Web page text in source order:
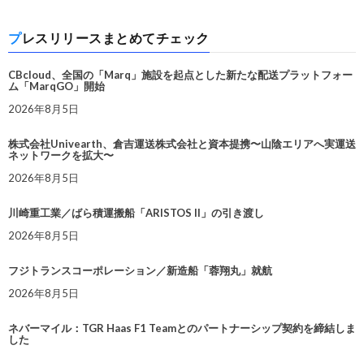
プレスリリースまとめてチェック
CBcloud、全国の「Marq」施設を起点とした新たな配送プラットフォー
ム「MarqGO」開始
2026年8月5日
株式会社Univearth、倉吉運送株式会社と資本提携〜山陰エリアへ実運送
ネットワークを拡大〜
2026年8月5日
川崎重工業／ばら積運搬船「ARISTOS II」の引き渡し
2026年8月5日
フジトランスコーポレーション／新造船「蓉翔丸」就航
2026年8月5日
ネバーマイル：TGR Haas F1 Teamとのパートナーシップ契約を締結しま
した